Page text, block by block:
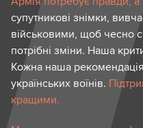
супутникові знімки,
військовими, щоб чесно
потрібні зміни. Наша
Кожна наша
українських воїнів.
кращими.